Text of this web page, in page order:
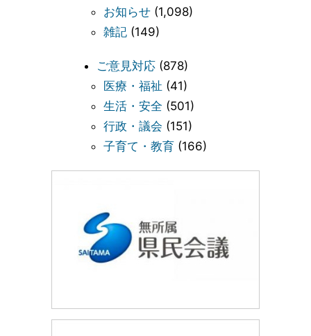
お知らせ (1,098)
雑記 (149)
ご意見対応 (878)
医療・福祉 (41)
生活・安全 (501)
行政・議会 (151)
子育て・教育 (166)